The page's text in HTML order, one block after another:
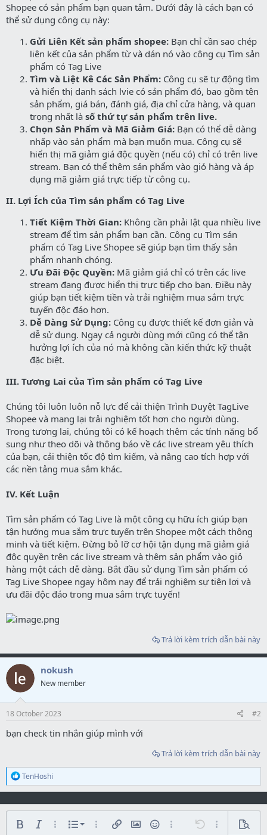
Shopee có sản phẩm bạn quan tâm. Dưới đây là cách bạn có
thể sử dụng công cụ này:
Gửi Liên Kết sản phẩm shopee: Bạn chỉ cần sao chép
liên kết của sản phẩm từ và dán nó vào công cụ Tìm sản
phẩm có Tag Live
Tìm và Liệt Kê Các Sản Phẩm: Công cụ sẽ tự động tìm
và hiển thị danh sách lvie có sản phẩm đó, bao gồm tên
sản phẩm, giá bán, đánh giá, địa chỉ cửa hàng, và quan
trọng nhất là số thứ tự sản phẩm trên live.
Chọn Sản Phẩm và Mã Giảm Giá: Bạn có thể dễ dàng
nhấp vào sản phẩm mà bạn muốn mua. Công cụ sẽ
hiển thị mã giảm giá độc quyền (nếu có) chỉ có trên live
stream. Bạn có thể thêm sản phẩm vào giỏ hàng và áp
dụng mã giảm giá trực tiếp từ công cụ.
II. Lợi Ích của Tìm sản phẩm có Tag Live
Tiết Kiệm Thời Gian: Không cần phải lật qua nhiều live
stream để tìm sản phẩm bạn cần. Công cụ Tìm sản
phẩm có Tag Live Shopee sẽ giúp bạn tìm thấy sản
phẩm nhanh chóng.
Ưu Đãi Độc Quyền: Mã giảm giá chỉ có trên các live
stream đang được hiển thị trực tiếp cho bạn. Điều này
giúp bạn tiết kiệm tiền và trải nghiệm mua sắm trực
tuyến độc đáo hơn.
Dễ Dàng Sử Dụng: Công cụ được thiết kế đơn giản và
dễ sử dụng. Ngay cả người dùng mới cũng có thể tận
hưởng lợi ích của nó mà không cần kiến thức kỹ thuật
đặc biệt.
III. Tương Lai của Tìm sản phẩm có Tag Live
Chúng tôi luôn luôn nỗ lực để cải thiện Trình Duyệt TagLive
Shopee và mang lại trải nghiệm tốt hơn cho người dùng.
Trong tương lai, chúng tôi có kế hoạch thêm các tính năng bổ
sung như theo dõi và thông báo về các live stream yêu thích
của bạn, cải thiện tốc độ tìm kiếm, và nâng cao tích hợp với
các nền tảng mua sắm khác.
IV. Kết Luận
Tìm sản phẩm có Tag Live là một công cụ hữu ích giúp bạn
tận hưởng mua sắm trực tuyến trên Shopee một cách thông
minh và tiết kiệm. Đừng bỏ lỡ cơ hội tận dụng mã giảm giá
độc quyền trên các live stream và thêm sản phẩm vào giỏ
hàng một cách dễ dàng. Bắt đầu sử dụng Tìm sản phẩm có
Tag Live Shopee ngay hôm nay để trải nghiệm sự tiện lợi và
ưu đãi độc đáo trong mua sắm trực tuyến!
Trả lời kèm trích dẫn bài này
nokush
New member
18 October 2023 #2
bạn check tin nhắn giúp mình với
Trả lời kèm trích dẫn bài này
R
e
a
c
t
i
TenHoshi
Chữ đậmChữ nghiêng
Các tùy chọn khác...
Tạo danh sáchDanh sách dạng số
Các tùy chọn khác...
Chèn liên kết
Chèn hình ảnh
Biểu tượng cảm xúc
Các tùy chọn khác...
Undo Các tùy chọn
Xem